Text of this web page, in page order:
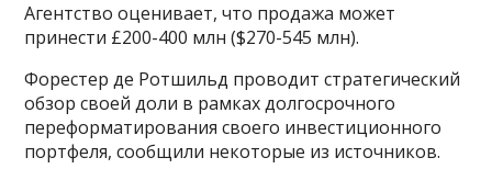
Агентство оценивает, что продажа может
принести £200-400 млн ($270-545 млн).
Форестер де Ротшильд проводит стратегический
обзор своей доли в рамках долгосрочного
переформатирования своего инвестиционного
портфеля, сообщили некоторые из источников.